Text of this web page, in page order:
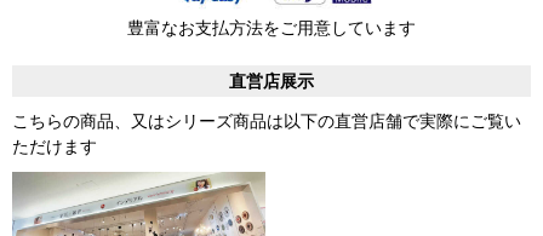
豊富なお支払方法をご用意しています
直営店展示
こちらの商品、又はシリーズ商品は以下の直営店舗で実際にご覧い
ただけます